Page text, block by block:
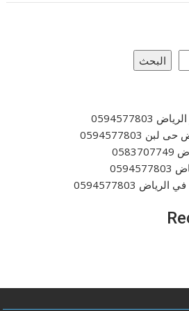
البحث
0594577803
0594577803